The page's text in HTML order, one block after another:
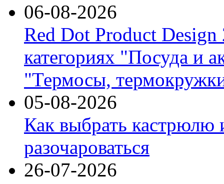
06-08-2026
Red Dot Product Design
категориях "Посуда и
"Термосы,
05-08-2026
Как выбрать кастрюлю
разочароваться
26-07-2026